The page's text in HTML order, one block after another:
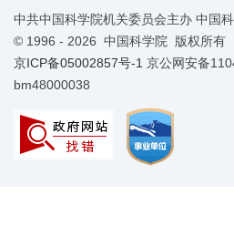
中共中国科学院机关委员会主办 中国
© 1996 - 2026 中国科学院 版权所有
京ICP备05002857号-1 京公网安备
bm48000038